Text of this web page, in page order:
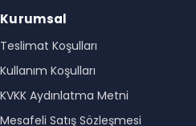
Kurumsal
Teslimat Koşulları
Kullanım Koşulları
KVKK Aydınlatma Metni
Mesafeli Satış Sözleşmesi